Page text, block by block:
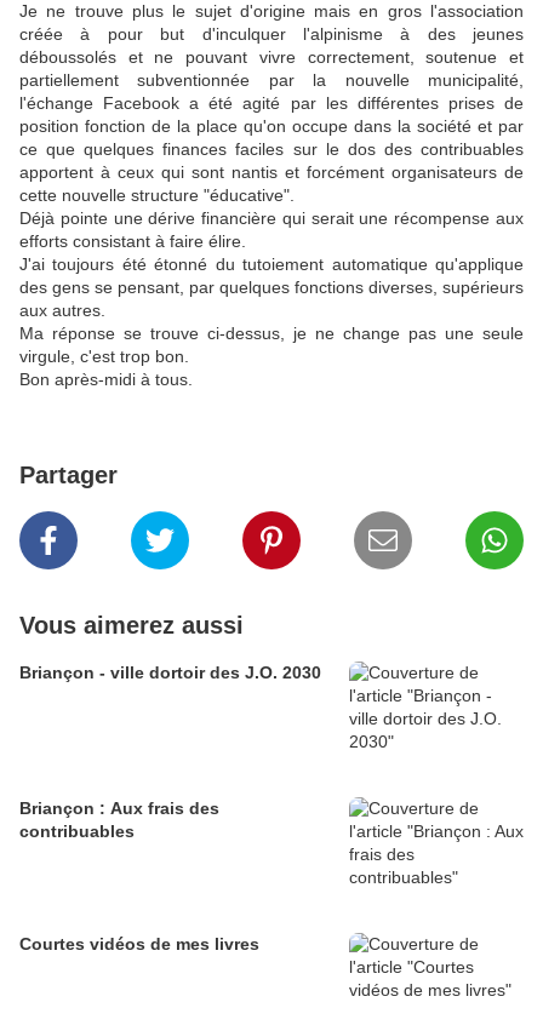
Je ne trouve plus le sujet d'origine mais en gros l'association
créée à pour but d'inculquer l'alpinisme à des jeunes
déboussolés et ne pouvant vivre correctement, soutenue et
partiellement subventionnée par la nouvelle municipalité,
l'échange Facebook a été agité par les différentes prises de
position fonction de la place qu'on occupe dans la société et par
ce que quelques finances faciles sur le dos des contribuables
apportent à ceux qui sont nantis et forcément organisateurs de
cette nouvelle structure "éducative".
Déjà pointe une dérive financière qui serait une récompense aux
efforts consistant à faire élire.
J'ai toujours été étonné du tutoiement automatique qu'applique
des gens se pensant, par quelques fonctions diverses, supérieurs
aux autres.
Ma réponse se trouve ci-dessus, je ne change pas une seule
virgule, c'est trop bon.
Bon après-midi à tous.
Partager
Vous aimerez aussi
Briançon - ville dortoir des J.O. 2030
Briançon : Aux frais des
contribuables
Courtes vidéos de mes livres